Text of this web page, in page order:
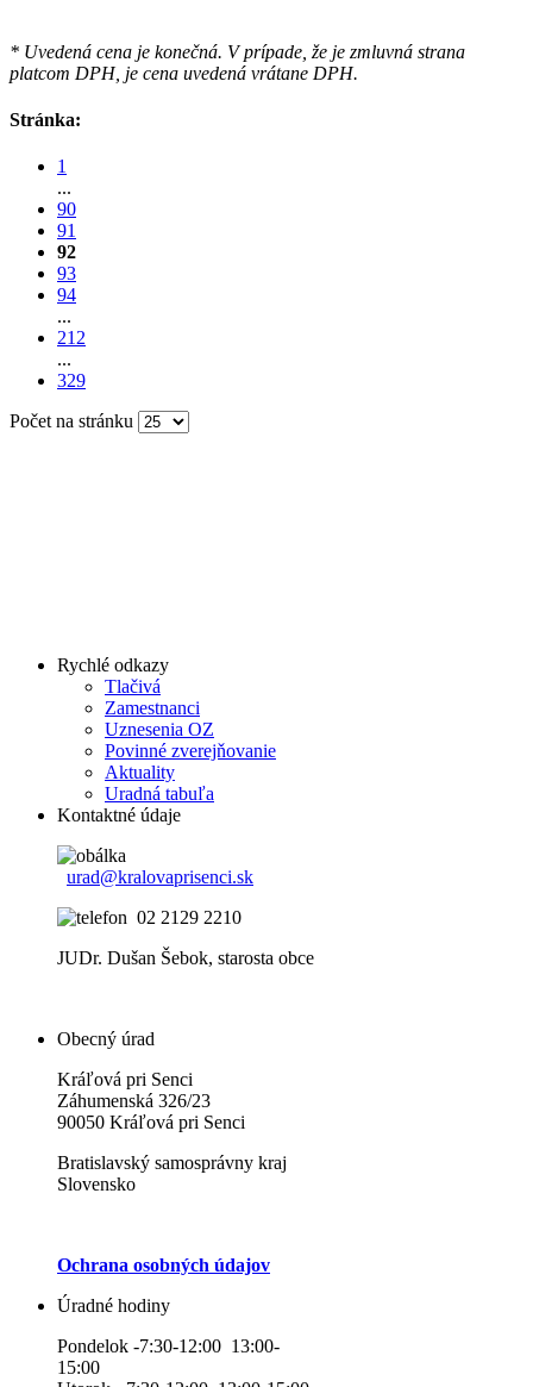
* Uvedená cena je konečná. V prípade, že je zmluvná strana
platcom DPH, je cena uvedená vrátane DPH.
Stránka:
1
...
90
91
92
93
94
...
212
...
329
Počet na stránku
Rychlé odkazy
Tlačivá
Zamestnanci
Uznesenia OZ
Povinné zverejňovanie
Aktuality
Uradná tabuľa
Kontaktné údaje
urad@kralovaprisenci.sk
02 2129 2210
JUDr. Dušan Šebok, starosta obce
Obecný úrad
Kráľová pri Senci
Záhumenská 326/23
90050 Kráľová pri Senci
Bratislavský samosprávny kraj
Slovensko
Ochrana osobných údajov
Úradné hodiny
Pondelok -7:30-12:00 13:00-
15:00